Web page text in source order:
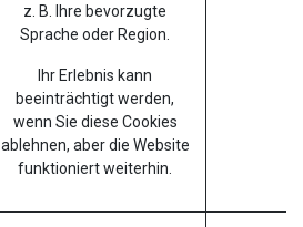
z. B. Ihre bevorzugte
Sprache oder Region.
Ihr Erlebnis kann
beeinträchtigt werden,
wenn Sie diese Cookies
ablehnen, aber die Website
funktioniert weiterhin.